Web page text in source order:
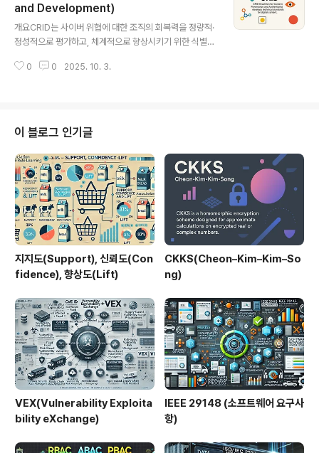
내용 설명 정의Stryker소스 코드를 인위적으로 변경하여
테스트의 유효성을 평가하는 도구핵심 기술뮤테이션 테스
팅실제 버그 유사 변경(mutation)을 주입해 테스트 검증
목적테스트의 강건성 측정커버리지 수치만으로는 알 수 없
는 테스트 품질 확보Stryker는 테스트 코드가 얼마나 ..
and Development)
개요CRID는 사이버 위협에 대한 조직의 회복력을 정량적·
정성적으로 평가하고, 체계적으로 향상시키기 위한 식별
위협 발생 후 빠른 복구 능력까지 요구되는 현대 보안 환경
ntification and Development)조직의 사이버 회복력
수준을 평가하고 향상시키는 분석 프레임워크목적사이버
회복력 식별 및 강화사이버 사고 발생 시 신속한 대응과 복
구 능력 확보필요성고도화된 위협 및 복합 공격에 대한 대
응단순한 예방 중심 보안의 한계 극복CRID는 ..
0 0 2025. 10. 3.
이 블로그 인기글
지지도(Support), 신뢰도(Con
fidence), 향상도(Lift)
CKKS(Cheon–Kim–Kim–So
ng)
VEX(Vulnerability Exploita
bility eXchange)
IEEE 29148 (소프트웨어 요구사
항)